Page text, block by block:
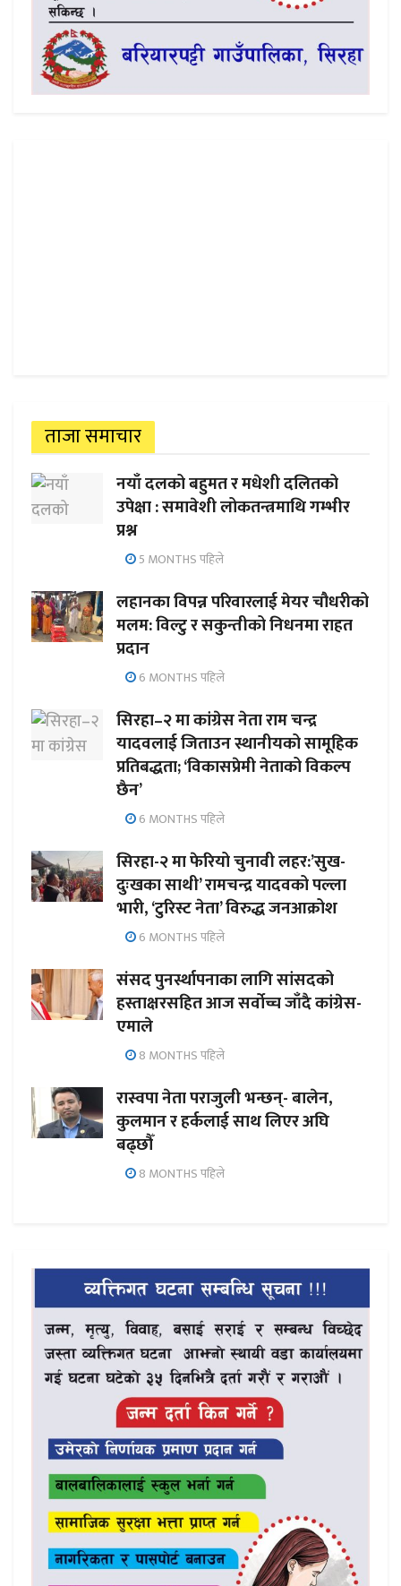
ताजा समाचार
नयाँ दलको बहुमत र मधेशी दलितको
उपेक्षा : समावेशी लोकतन्त्रमाथि गम्भीर
प्रश्न
5 MONTHS पहिले
लहानका विपन्न परिवारलाई मेयर चौधरीको
मलम: विल्टु र सकुन्तीको निधनमा राहत
प्रदान
6 MONTHS पहिले
सिरहा–२ मा कांग्रेस नेता राम चन्द्र
यादवलाई जिताउन स्थानीयको सामूहिक
प्रतिबद्धता; ‘विकासप्रेमी नेताको विकल्प
छैन’
6 MONTHS पहिले
सिरहा-२ मा फेरियो चुनावी लहर:’सुख-
दुःखका साथी’ रामचन्द्र यादवको पल्ला
भारी, ‘टुरिस्ट नेता’ विरुद्ध जनआक्रोश
6 MONTHS पहिले
संसद पुनर्स्थापनाका लागि सांसदको
हस्ताक्षरसहित आज सर्वोच्च जाँदै कांग्रेस-
एमाले
8 MONTHS पहिले
रास्वपा नेता पराजुली भन्छन्- बालेन,
कुलमान र हर्कलाई साथ लिएर अघि
बढ्छौँ
8 MONTHS पहिले